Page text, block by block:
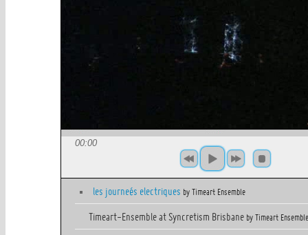
00:00
les journeés electriques by Timeart Ensemble
Timeart-Ensemble at Syncretism Brisbane by Timeart Ensemble